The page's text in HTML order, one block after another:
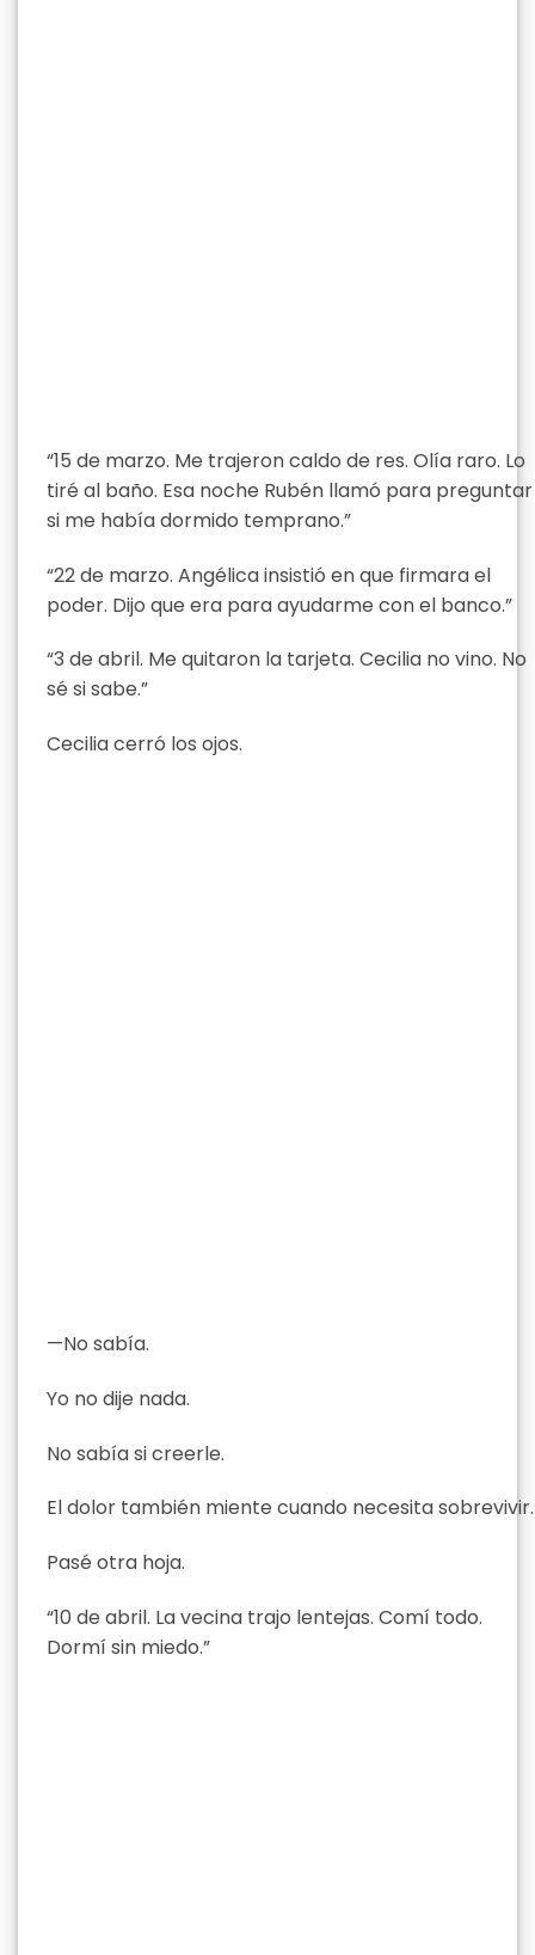
“15 de marzo. Me trajeron caldo de res. Olía raro. Lo
tiré al baño. Esa noche Rubén llamó para preguntar
si me había dormido temprano.”
“22 de marzo. Angélica insistió en que firmara el
poder. Dijo que era para ayudarme con el banco.”
“3 de abril. Me quitaron la tarjeta. Cecilia no vino. No
sé si sabe.”
Cecilia cerró los ojos.
—No sabía.
Yo no dije nada.
No sabía si creerle.
El dolor también miente cuando necesita sobrevivir.
Pasé otra hoja.
“10 de abril. La vecina trajo lentejas. Comí todo.
Dormí sin miedo.”